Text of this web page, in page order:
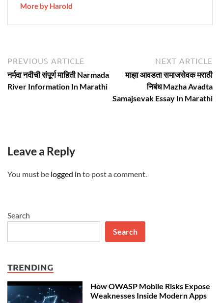
More by Harold
Post
navigation
PREVIOUS ARTICLE
article:
नर्मदा नदीची संपूर्ण माहिती Narmada
River Information In Marathi
NEXT ARTICLE
माझा आवडता समाजसेवक मराठी
निबंध Mazha Avadta
Samajsevak Essay In Marathi
Leave a Reply
You must be logged in to post a comment.
Search
Search
TRENDING
How OWASP Mobile Risks Expose
Weaknesses Inside Modern Apps